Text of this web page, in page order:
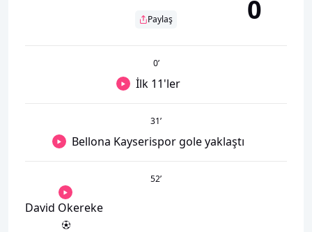
Paylaş 0
0’
İlk 11'ler
31’
Bellona Kayserispor gole yaklaştı
52’
David Okereke